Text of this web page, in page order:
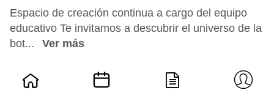
Espacio de creación continua a cargo del equipo
educativo Te invitamos a descubrir el universo de la
bot...
Ver más